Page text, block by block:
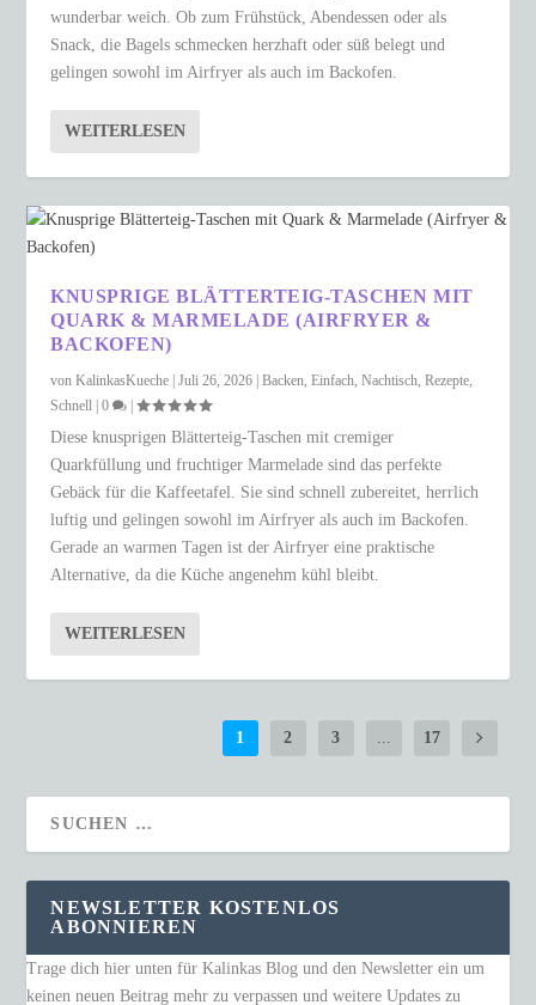
wunderbar weich. Ob zum Frühstück, Abendessen oder als
Snack, die Bagels schmecken herzhaft oder süß belegt und
gelingen sowohl im Airfryer als auch im Backofen.
WEITERLESEN
KNUSPRIGE BLÄTTERTEIG-TASCHEN MIT
QUARK & MARMELADE (AIRFRYER &
BACKOFEN)
vonKalinkasKueche |Juli 26, 2026 |Backen,Einfach,Nachtisch,Rezepte,
Schnell |0 |
Diese knusprigen Blätterteig-Taschen mit cremiger
Quarkfüllung und fruchtiger Marmelade sind das perfekte
Gebäck für die Kaffeetafel. Sie sind schnell zubereitet, herrlich
luftig und gelingen sowohl im Airfryer als auch im Backofen.
Gerade an warmen Tagen ist der Airfryer eine praktische
Alternative, da die Küche angenehm kühl bleibt.
WEITERLESEN
1 2 3 17
NEWSLETTER KOSTENLOS
ABONNIEREN
Trage dich hier unten für Kalinkas Blog und den Newsletter ein um
keinen neuen Beitrag mehr zu verpassen und weitere Updates zu